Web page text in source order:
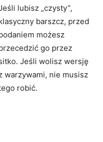
lubisz „czysty”,
barszcz, przed
możesz
go przez
Jeśli wolisz wersję
warzywami, nie musisz
robić.